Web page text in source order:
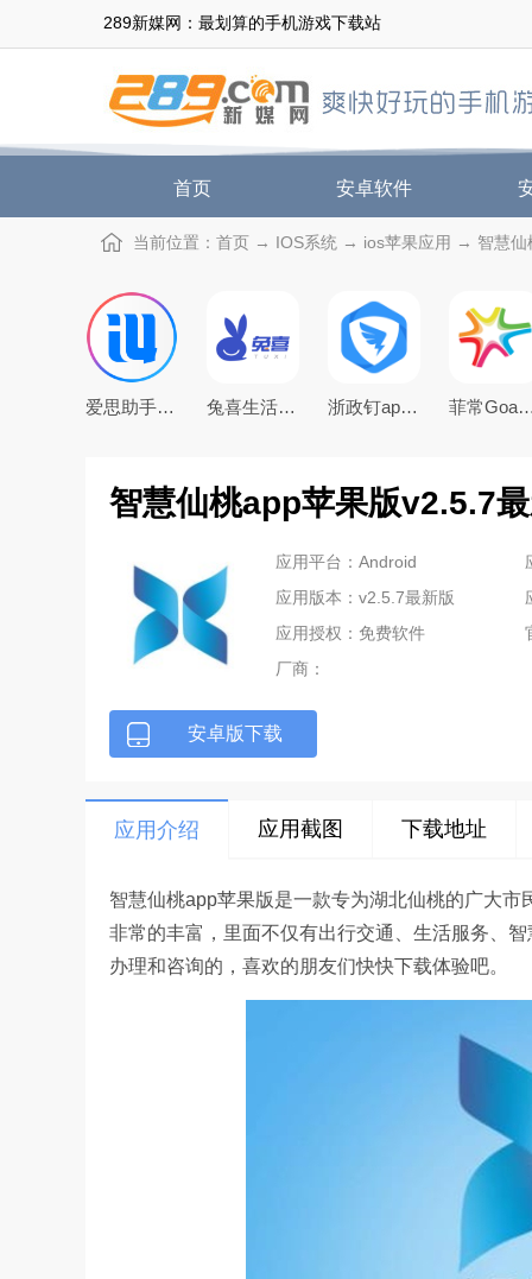
289新媒网：最划算的手机游戏下载站
首页 安卓软件
当前位置： 首页 → IOS系统 → ios苹果应用 → 智慧仙
爱思助手官方版改王者荣耀战区定位 兔喜生活快递超市app苹果版 浙政钉app苹果手机版 菲常Goapp下
智慧仙桃app苹果版v2.5.7
应用平台：Android
应用版本：v2.5.7最新版
应用授权：免费软件
厂商：
安卓版下载
应用介绍 应用截图 下载地址
智慧仙桃app苹果版是一款专为湖北仙桃的广大
非常的丰富，里面不仅有出行交通、生活服务、
办理和咨询的，喜欢的朋友们快快下载体验吧。